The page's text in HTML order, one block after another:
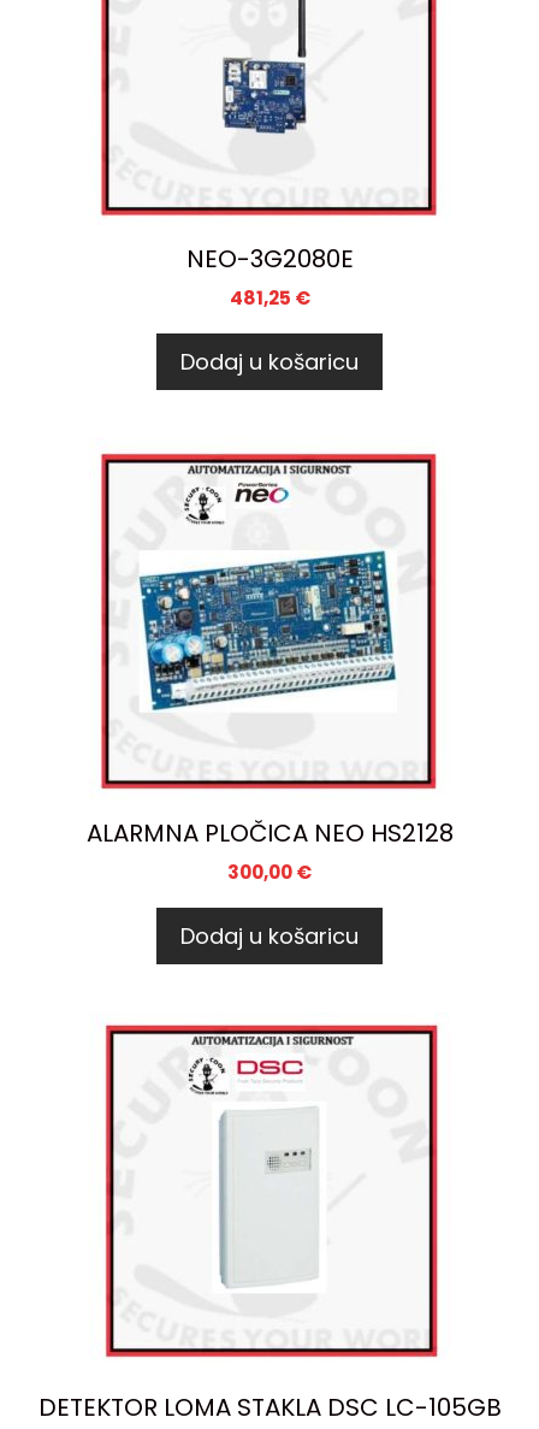
NEO-3G2080E
481,25 €
Dodaj u košaricu
ALARMNA PLOČICA NEO HS2128
300,00€
Dodaj u košaricu
DETEKTOR LOMA STAKLA DSC LC-105GB